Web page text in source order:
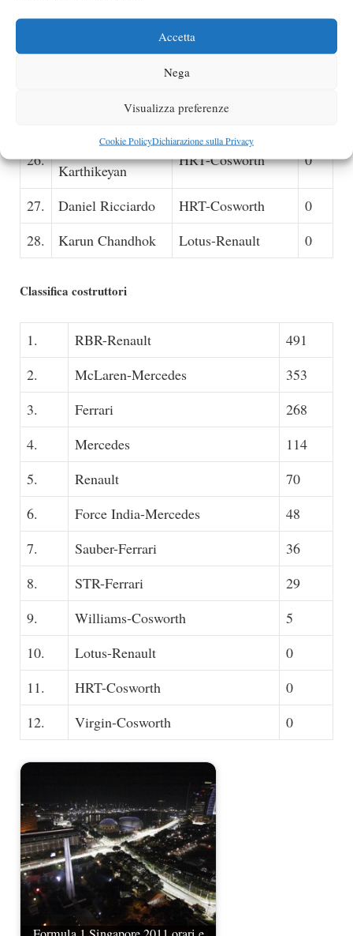
Accetta
Nega
Visualizza preferenze
Cookie PolicyDichiarazione sulla Privacy
23.
Vitantonio Liuzzi HRT-Cosworth 0
Jerome
Virgin-Cosworth
Timo Glock Virgin-Cosworth
26.
Karthikeyan
HRT-Cosworth 0
27. Daniel Ricciardo HRT-Cosworth
0
28.
Karun Chandhok Lotus-Renault 0
Classifica costruttori
1. RBR-Renault
491
2.
McLaren-Mercedes
353
3.
Ferrari
268
4.
Mercedes
114
5.
Renault
70
6.
Force India-Mercedes
48
7.
Sauber-Ferrari
36
8.
STR-Ferrari
29
9.
Williams-Cosworth
5
10.
Lotus-Renault
0
11.
HRT-Cosworth
0
12.
Virgin-Cosworth 0